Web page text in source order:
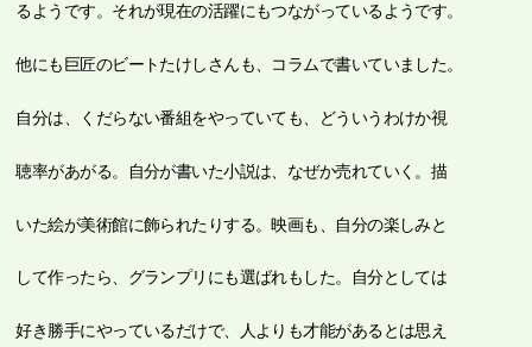
るようです。それが現在の活躍にもつながっているようです。
他にも巨匠のビートたけしさんも、コラムで書いていました。
自分は、くだらない番組をやっていても、どういうわけか視
聴率があがる。自分が書いた小説は、なぜか売れていく。描
いた絵が美術館に飾られたりする。映画も、自分の楽しみと
して作ったら、グランプリにも選ばれもした。自分としては
好き勝手にやっているだけで、人よりも才能があるとは思え